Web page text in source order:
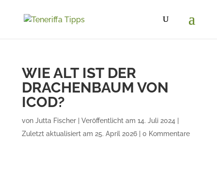
WIE ALT IST DER
DRACHENBAUM VON
ICOD?
von Jutta Fischer| Veröffentlicht am 14. Juli 2024 |
Zuletzt aktualisiert am 25. April 2026| 0 Kommentare